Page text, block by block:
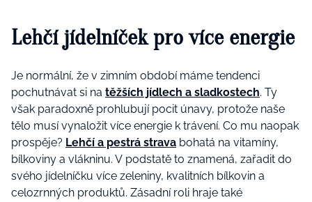
Lehčí jídelníček pro více energie
Je normální, že v zimním období máme tendenci
pochutnávat si na těžších jídlech a sladkostech. Ty
však paradoxně prohlubují pocit únavy, protože naše
tělo musí vynaložit více energie k trávení. Co mu naopak
prospěje? Lehčí a pestrá strava bohatá na vitamíny,
bílkoviny a vlákninu. V podstatě to znamená, zařadit do
svého jídelníčku více zeleniny, kvalitních bílkovin a
celozrnných produktů. Zásadní roli hraje také